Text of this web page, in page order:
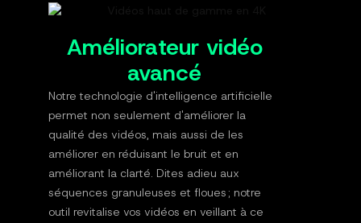
Améliorateur vidéo
avancé
Notre technologie d'intelligence artificielle
permet non seulement d'améliorer la
qualité des vidéos, mais aussi de les
améliorer en réduisant le bruit et en
améliorant la clarté. Dites adieu aux
séquences granuleuses et floues ; notre
outil revitalise vos vidéos en veillant à ce